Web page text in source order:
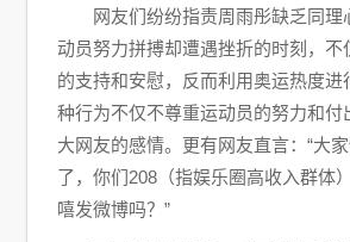
网友们纷纷指责周雨彤缺乏同理
动员努力拼搏却遭遇挫折的时刻，不
的支持和安慰，反而利用奥运热度进
种行为不仅不尊重运动员的努力和付
大网友的感情。更有网友直言：“大
了，你们208（指娱乐圈高收入群体
嘻发微博吗？”